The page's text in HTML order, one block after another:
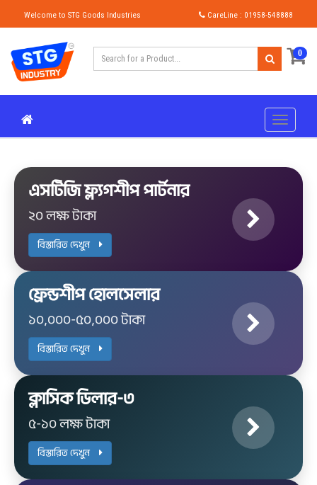
Welcome to STG Goods Industries CareLine : 01958-548888
0
এসটিজি ফ্ল্যগশীপ পার্টনার
২০ লক্ষ টাকা
বিস্তারিত দেখুন
ফ্রেন্ডশীপ হোলসেলার
১০,০০০-৫০,০০০ টাকা
বিস্তারিত দেখুন
ক্লাসিক ডিলার-৩
৫-১০ লক্ষ টাকা
বিস্তারিত দেখুন